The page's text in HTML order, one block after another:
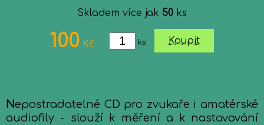
Skladem více jak 50 ks
100 Kč ks Koupit
Nepostradatelné CD pro zvukaře i amatérské
audiofily - slouží k měření a k nastavování